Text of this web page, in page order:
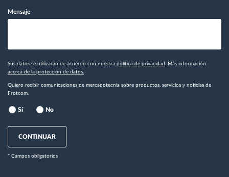
Mensaje
Sus datos se utilizarán de acuerdo con nuestra política de privacidad . Más información
acerca de la protección de datos.
Quiero recibir comunicaciones de mercadotecnia sobre productos, servicios y noticias de
Frotcom.
Sí No
CONTINUAR
* Campos obligatorios